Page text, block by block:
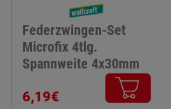
Federzwingen-Set
Microfix 4tlg.
Spannweite 4x30mm
6,19€